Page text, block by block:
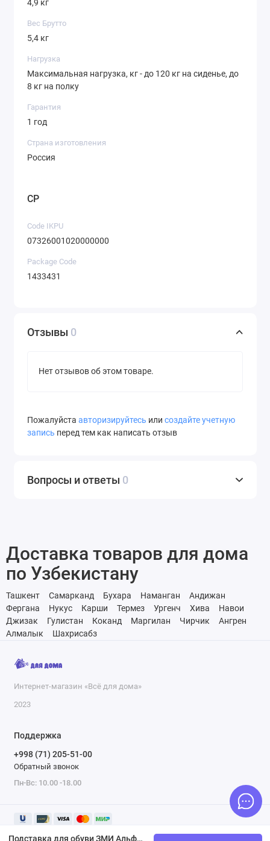
Подставка для обуви ЗМИ Альфа 23C белый
4,9 кг
Вес Брутто
5,4 кг
Нагрузка
Максимальная нагрузка, кг - до 120 кг на сиденье, до
8 кг на полку
Гарантия
1 год
Страна изготовления
Россия
CP
Code IKPU
07326001020000000
Package Code
1433431
Отзывы 0
Нет отзывов об этом товаре.
Пожалуйста авторизируйтесь или создайте учетную
запись перед тем как написать отзыв
Вопросы и ответы 0
Доставка товаров для дома
по Узбекистану
Ташкент Самарканд Бухара Наманган
Андижан
Фергана
Нукус Карши Термез Ургенч Хива
Навои
Джизак
Гулистан Коканд Маргилан Чирчик
Ангрен
Алмалык
Шахрисабз
Интернет-магазин «Всё для дома»
2023
Поддержка
+998 (71) 205-51-00
Обратный звонок
Пн-Вс: 10.00 -18.00